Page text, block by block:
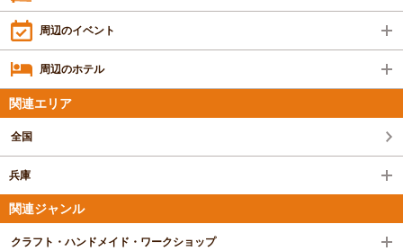
周辺のイベント
周辺のホテル
関連エリア
全国
兵庫
関連ジャンル
クラフト・ハンドメイド・ワークショップ